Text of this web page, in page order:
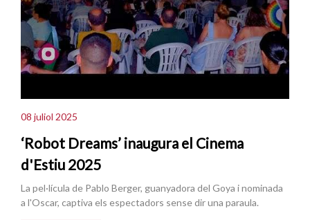
08 juliol 2025
‘Robot Dreams’ inaugura el Cinema
d'Estiu 2025
La pel·lícula de Pablo Berger, guanyadora del Goya i nominada
a l'Oscar, captiva els espectadors sense dir una paraula.